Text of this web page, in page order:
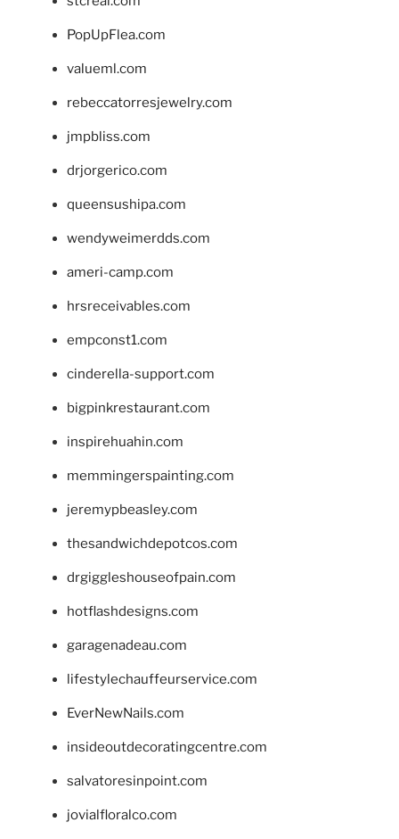
PopUpFlea.com
valueml.com
rebeccatorresjewelry.com
jmpbliss.com
drjorgerico.com
queensushipa.com
wendyweimerdds.com
ameri-camp.com
hrsreceivables.com
empconst1.com
cinderella-support.com
bigpinkrestaurant.com
inspirehuahin.com
memmingerspainting.com
jeremypbeasley.com
thesandwichdepotcos.com
drgiggleshouseofpain.com
hotflashdesigns.com
garagenadeau.com
lifestylechauffeurservice.com
EverNewNails.com
insideoutdecoratingcentre.com
salvatoresinpoint.com
jovialfloralco.com